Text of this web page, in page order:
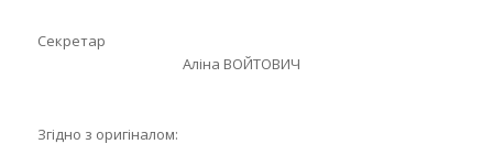
Секретар
Аліна ВОЙТОВИЧ
Згідно з оригіналом: